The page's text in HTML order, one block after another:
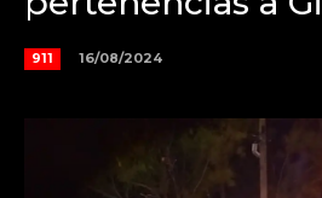
911 16/08/2024